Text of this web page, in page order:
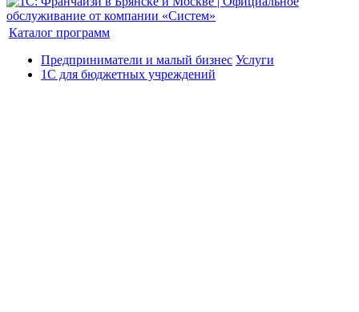
Каталог программ
Предприниматели и малый бизнес
1С для бюджетных учреждений
Услуги